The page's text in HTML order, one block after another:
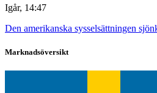
Igår, 14:47
Den amerikanska sysselsättningen
Marknadsöversikt